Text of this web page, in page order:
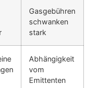
Gasgebühren
schwanken
stark
Abhängigkeit
vom
Emittenten